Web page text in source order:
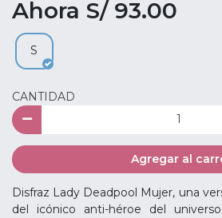
Ahora S/ 93.00
S
CANTIDAD
Agregar al
Disfraz Lady Deadpool Mujer, una
del icónico anti-héroe del